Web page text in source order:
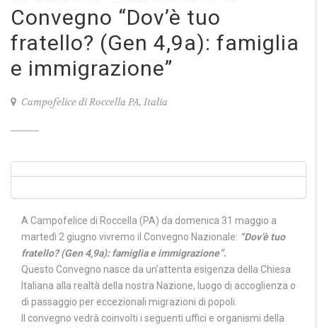
Convegno “Dov’è tuo
fratello? (Gen 4,9a): famiglia
e immigrazione”
Campofelice di Roccella PA, Italia
A Campofelice di Roccella (PA) da domenica 31 maggio a
martedì 2 giugno vivremo il Convegno Nazionale: “Dov’è tuo
fratello? (Gen 4,9a): famiglia e immigrazione”.
Questo Convegno nasce da un’attenta esigenza della Chiesa
Italiana alla realtà della nostra Nazione, luogo di accoglienza o
di passaggio per eccezionali migrazioni di popoli.
Il convegno vedrà coinvolti i seguenti uffici e organismi della